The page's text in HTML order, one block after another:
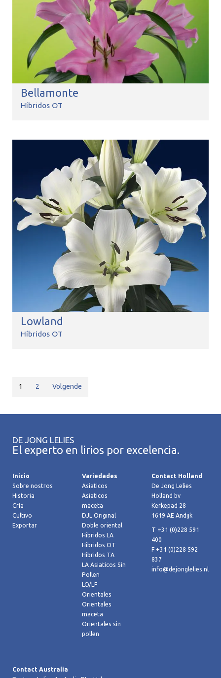
Bellamonte
Híbridos OT
Lowland
Híbridos OT
1 2 Volgende
DE JONG LELIES
El experto en lirios por excelencia.
Inicio
Sobre nostros
Historia
Cría
Cultivo
Exportar
Variedades
Asiaticos
Asiaticos
maceta
DJL Original
Doble oriental
Hibridos LA
Hibridos OT
Hibridos TA
LA Asiaticos Sin
Pollen
LO/LF
Orientales
Orientales
maceta
Orientales sin
pollen
Contact Holland
De Jong Lelies
Holland bv
Kerkepad 28
1619 AE Andijk
T +31 (0)228 591
400
F +31 (0)228 592
837
info@dejonglelies.nl
Contact Australia